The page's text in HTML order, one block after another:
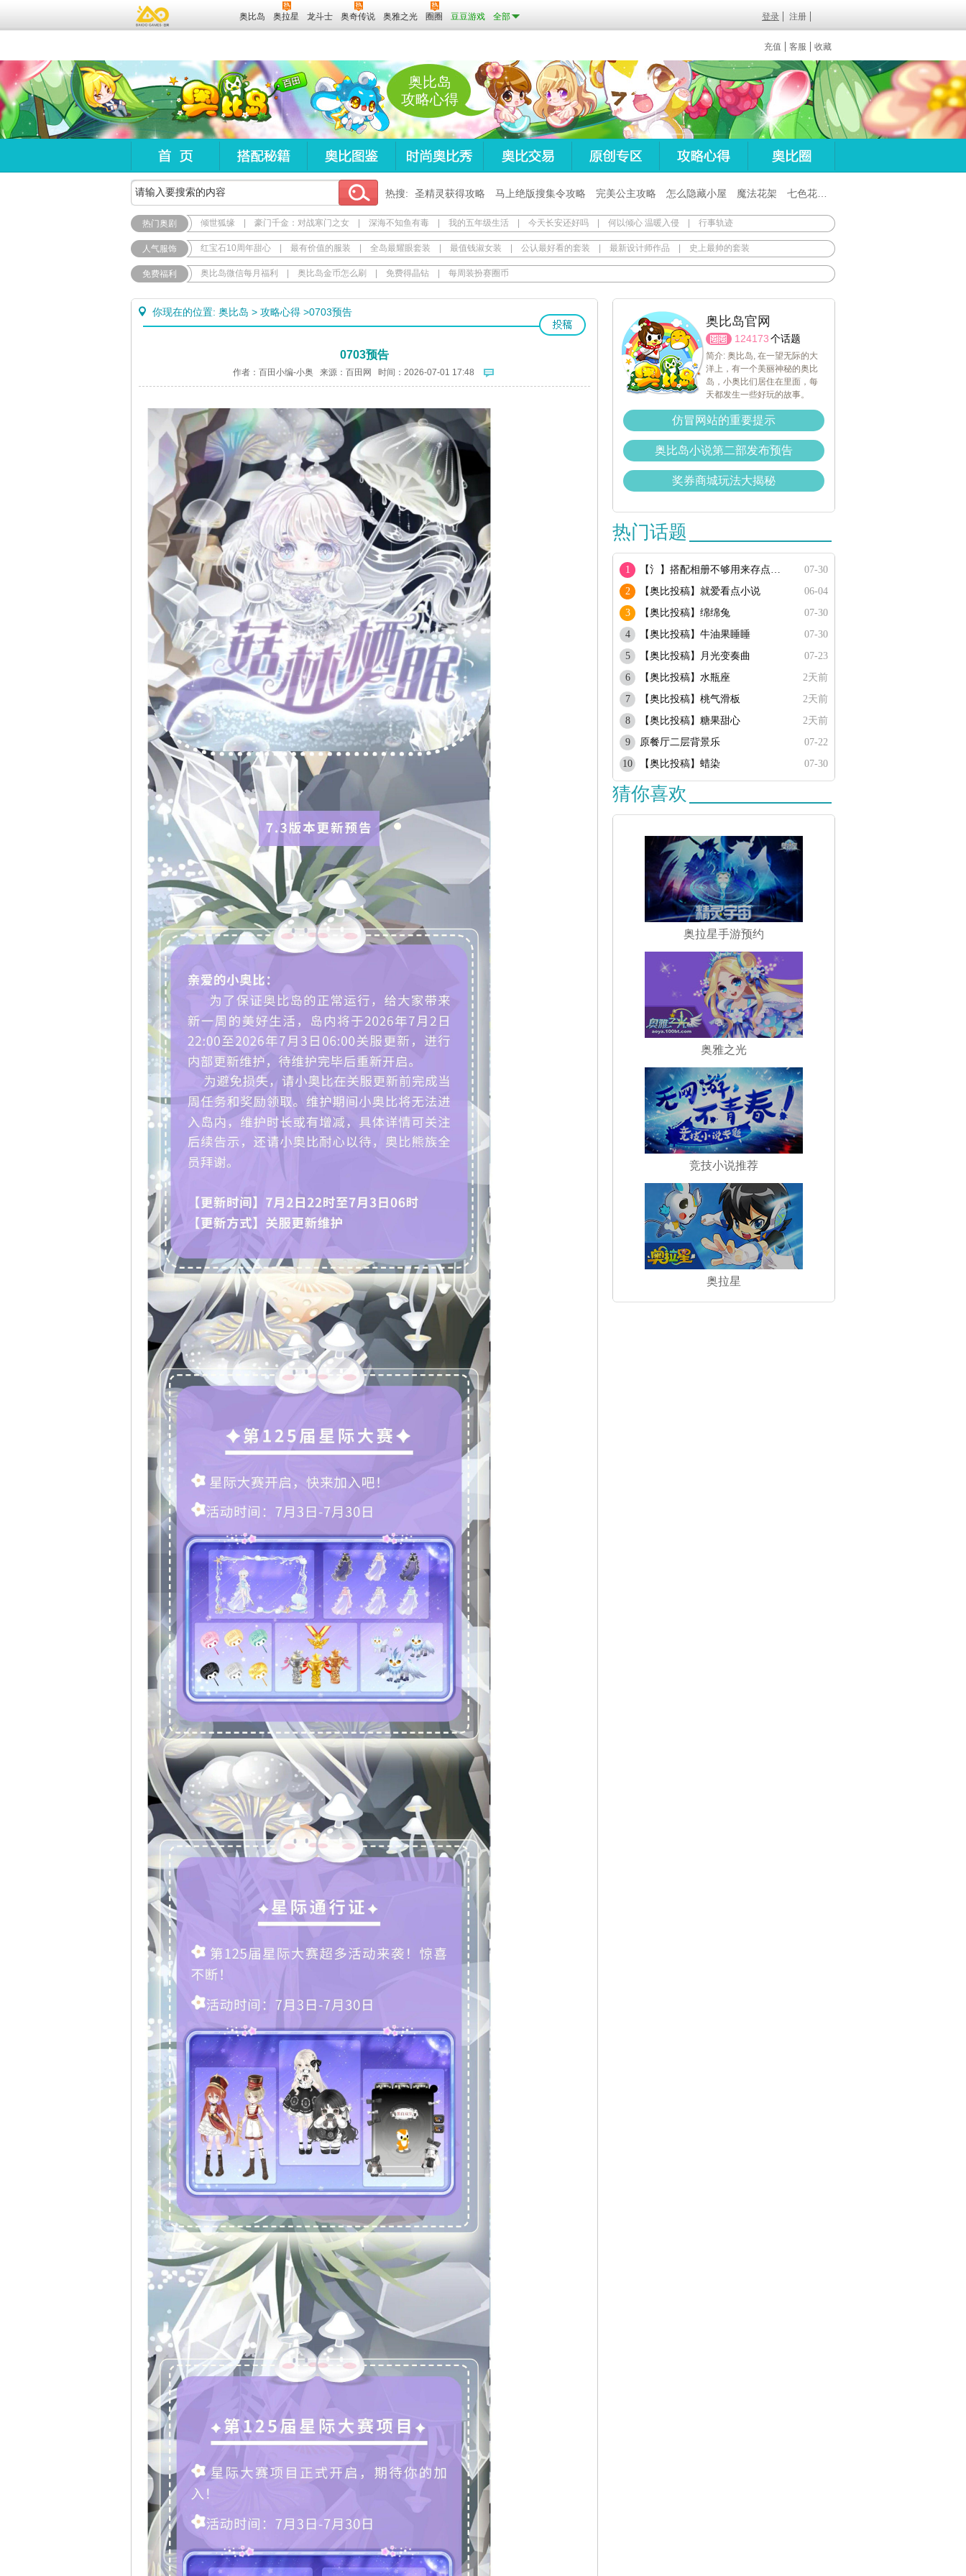
奥比岛 奥拉星 龙斗士 奥奇传说 奥雅之光 圈圈 豆豆游戏 全部 登录 注册
充值 客服 收藏
奥比岛
攻略心得
热搜: 圣精灵获得攻略 马上绝版搜集令攻略 完美公主攻略 怎么隐藏小屋 魔法花架 七色花在哪
热门奥剧 倾世狐缘 豪门千金：对战寒门之女 深海不知鱼有毒 我的五年级生活 今天长安还好吗 何以倾心 温暖入侵 行事轨迹
人气服饰 红宝石10周年甜心 最有价值的服装 全岛最耀眼套装 最值钱淑女装 公认最好看的套装 最新设计师作品 史上最帅的套装
免费福利 奥比岛微信每月福利 奥比岛金币怎么刷 免费得晶钻 每周装扮赛圈币
你现在的位置: 奥比岛 > 攻略心得 >0703预告
0703预告
作者：百田小编-小奥 来源： 百田网 时间：2026-07-01 17:48
奥比岛官网
124173个话题
简介: 奥比岛, 在一望无际的大
洋上，有一个美丽神秘的奥比
岛，小奥比们居住在里面，每
天都发生一些好玩的故事。
仿冒网站的重要提示
奥比岛小说第二部发布预告
奖券商城玩法大揭秘
热门话题
1 【氵】搭配相册不够用来存点搭配
07-30
2
【奥比投稿】就爱看点小说
06-04
3
【奥比投稿】绵绵兔
07-30
4
【奥比投稿】牛油果睡睡
07-30
5
【奥比投稿】月光变奏曲
07-23
6
【奥比投稿】水瓶座
2天前
7
【奥比投稿】桃气滑板
2天前
8
【奥比投稿】糖果甜心
2天前
9
原餐厅二层背景乐
07-22
10
【奥比投稿】蜡染 07-30
猜你喜欢
奥拉星手游预约
奥雅之光
竞技小说推荐
奥拉星